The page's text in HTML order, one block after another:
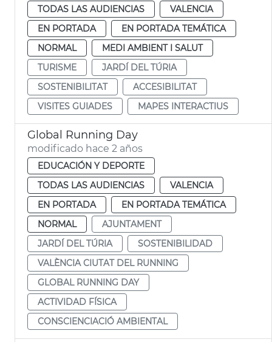
TODAS LAS AUDIENCIAS
VALENCIA
EN PORTADA
EN PORTADA TEMÁTICA
NORMAL
MEDI AMBIENT I SALUT
TURISME
JARDÍ DEL TÚRIA
SOSTENIBILITAT
ACCESIBILITAT
VISITES GUIADES
MAPES INTERACTIUS
Global Running Day
modificado hace 2 años
EDUCACIÓN Y DEPORTE
TODAS LAS AUDIENCIAS
VALENCIA
EN PORTADA
EN PORTADA TEMÁTICA
NORMAL
AJUNTAMENT
JARDÍ DEL TÚRIA
SOSTENIBILIDAD
VALÈNCIA CIUTAT DEL RUNNING
GLOBAL RUNNING DAY
ACTIVIDAD FÍSICA
CONSCIENCIACIÓ AMBIENTAL